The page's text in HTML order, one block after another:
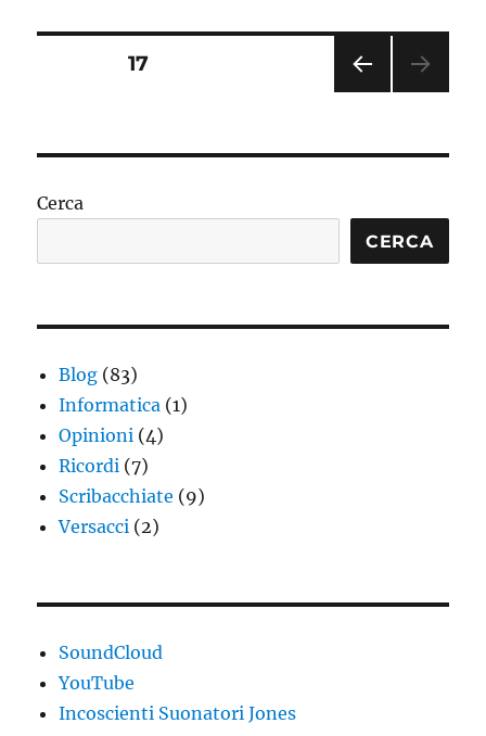
coda,
ma
certo
Paginazione
articoli
CED
PAGINA17
Cerca
CERCA
Blog (83)
Informatica (1)
Opinioni (4)
Ricordi (7)
Scribacchiate (9)
Versacci (2)
SoundCloud
YouTube
Incoscienti Suonatori Jones